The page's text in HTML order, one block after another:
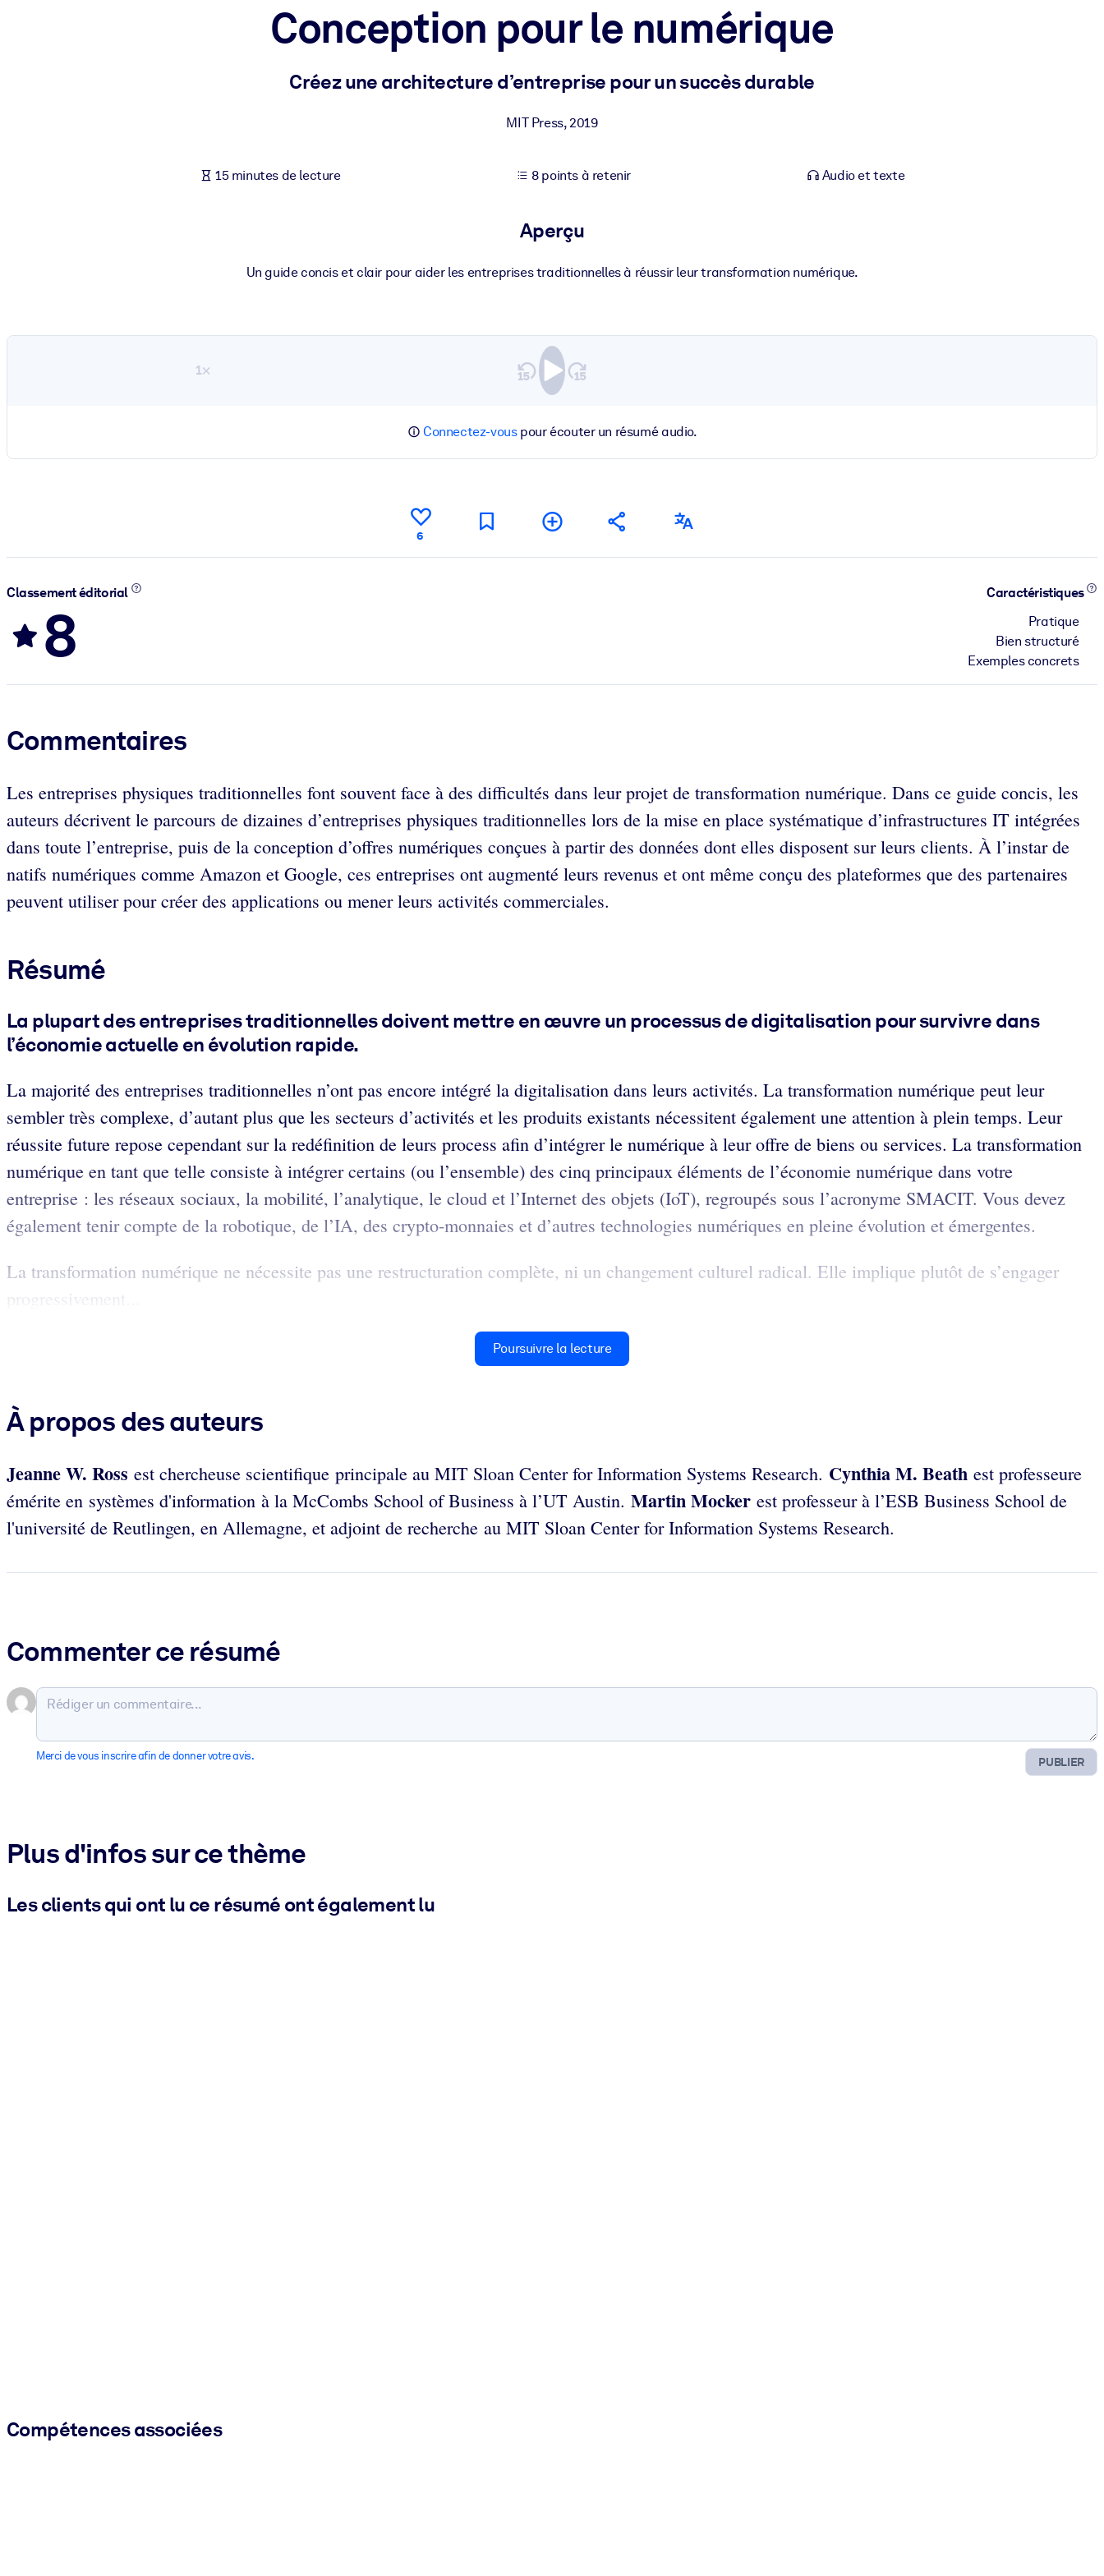
Enrichissez votre bibliothèque d'entreprise avec des connaissances commerciales fiables et prêtes à l'emploi.
Alimentez vos systèmes d'IA avec des connaissances fiables et structurées pour améliorer les résultats.
Conception pour le numérique
Créez une architecture d’entreprise pour un succès durable
MIT Press,2019
15 minutes de lecture 8 points à retenir Audio et texte
Aperçu
Un guide concis et clair pour aider les entreprises traditionnelles à réussir leur transformation numérique.
1×
Connectez-vouspour écouter un résumé audio.
6
Classement éditorial
8
Caractéristiques
Pratique
Bien structuré
Exemples concrets
Commentaires
Les entreprises physiques traditionnelles font souvent face à des difficultés dans leur projet de transformation numérique. Dans ce guide concis, les
auteurs décrivent le parcours de dizaines d’entreprises physiques traditionnelles lors de la mise en place systématique d’infrastructures IT intégrées
dans toute l’entreprise, puis de la conception d’offres numériques conçues à partir des données dont elles disposent sur leurs clients. À l’instar de
natifs numériques comme Amazon et Google, ces entreprises ont augmenté leurs revenus et ont même conçu des plateformes que des partenaires
peuvent utiliser pour créer des applications ou mener leurs activités commerciales.
Résumé
La plupart des entreprises traditionnelles doivent mettre en œuvre un processus de digitalisation pour survivre dans
l’économie actuelle en évolution rapide.
La majorité des entreprises traditionnelles n’ont pas encore intégré la digitalisation dans leurs activités. La transformation numérique peut leur
sembler très complexe, d’autant plus que les secteurs d’activités et les produits existants nécessitent également une attention à plein temps. Leur
réussite future repose cependant sur la redéfinition de leurs process afin d’intégrer le numérique à leur offre de biens ou services. La transformation
numérique en tant que telle consiste à intégrer certains (ou l’ensemble) des cinq principaux éléments de l’économie numérique dans votre
entreprise : les réseaux sociaux, la mobilité, l’analytique, le cloud et l’Internet des objets (IoT), regroupés sous l’acronyme SMACIT. Vous devez
également tenir compte de la robotique, de l’IA, des crypto-monnaies et d’autres technologies numériques en pleine évolution et émergentes.
La transformation numérique ne nécessite pas une restructuration complète, ni un changement culturel radical. Elle implique plutôt de s’engager
progressivement...
Poursuivre la lecture
À propos des auteurs
Jeanne W. Ross est chercheuse scientifique principale au MIT Sloan Center for Information Systems Research. Cynthia M. Beath est professeure
émérite en systèmes d'information à la McCombs School of Business à l’UT Austin. ​​​​ Martin Mocker est professeur à l’ESB Business School de
l'université de Reutlingen, en Allemagne, et adjoint de recherche au MIT Sloan Center for Information Systems Research.
Commenter ce résumé
PUBLIER
Merci de vous inscrire afin de donner votre avis.
Plus d'infos sur ce thème
Les clients qui ont lu ce résumé ont également lu
Compétences associées